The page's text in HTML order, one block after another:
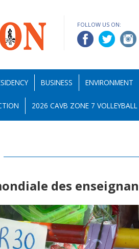
FOLLOW US ON:
BUSINESS ENVIRONMENT
2026 CAVB ZONE 7
des